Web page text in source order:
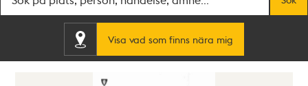
Visa vad som finns nära mig